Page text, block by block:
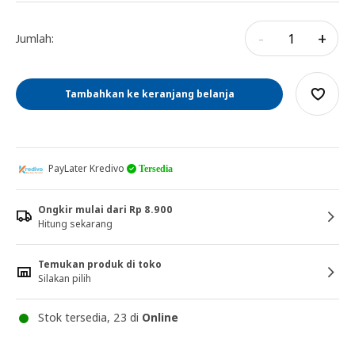
Jumlah: - +
Tambahkan ke keranjang belanja
PayLater Kredivo Tersedia
Ongkir mulai dari Rp 8.900
Hitung sekarang
Temukan produk di toko
Silakan pilih
Stok tersedia, 23 di Online